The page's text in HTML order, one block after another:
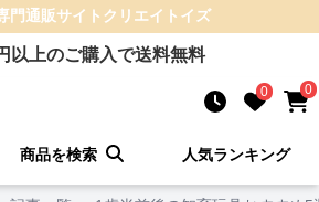
門通販サイト クリエイトイズ
以上のご購入で送料無料
0 0
商品を検索 人気ランキング